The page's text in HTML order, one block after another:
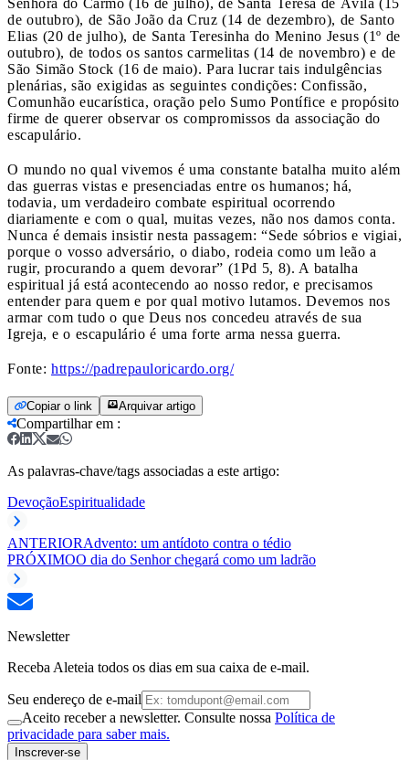
de outubro), de São João da Cruz (14 de dezembro), de Santo
Elias (20 de julho), de Santa Teresinha do Menino Jesus (1º de
outubro), de todos os santos carmelitas (14 de novembro) e de
São Simão Stock (16 de maio). Para lucrar tais indulgências
plenárias, são exigidas as seguintes condições: Confissão,
Comunhão eucarística, oração pelo Sumo Pontífice e propósito
firme de querer observar os compromissos da associação do
escapulário.
O mundo no qual vivemos é uma constante batalha muito além
das guerras vistas e presenciadas entre os humanos; há,
todavia, um verdadeiro combate espiritual ocorrendo
diariamente e com o qual, muitas vezes, não nos damos conta.
Nunca é demais insistir nesta passagem: “Sede sóbrios e vigiai,
porque o vosso adversário, o diabo, rodeia como um leão a
rugir, procurando a quem devorar” (1Pd 5, 8). A batalha
espiritual já está acontecendo ao nosso redor, e precisamos
entender para quem e por qual motivo lutamos. Devemos nos
armar com tudo o que Deus nos concedeu através de sua
Igreja, e o escapulário é uma forte arma nessa guerra.
Fonte: https://padrepauloricardo.org/
Copiar o link Arquivar artigo
Compartilhar em :
As palavras-chave/tags associadas a este artigo:
DevoçãoEspiritualidade
ANTERIORAdvento: um antídoto contra o tédio
PRÓXIMOO dia do Senhor chegará como um ladrão
Newsletter
Receba Aleteia todos os dias em sua caixa de e-mail.
Seu endereço de e-mail
Aceito receber a newsletter. Consulte nossa Política de
privacidade para saber mais.
Inscrever-se